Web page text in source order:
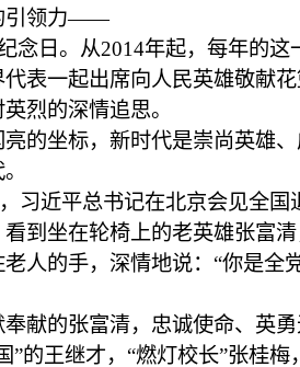
领力——
日。从2014年起，每年的这
表一起出席向人民英雄敬献
烈的深情追思。
坐标，新时代是崇尚英雄、
近平总书记在北京会见全国
到坐在轮椅上的老英雄张富
人的手，深情地说：“你是全
的张富清，忠诚使命、英勇
”的王继才，“燃灯校长”张桂梅